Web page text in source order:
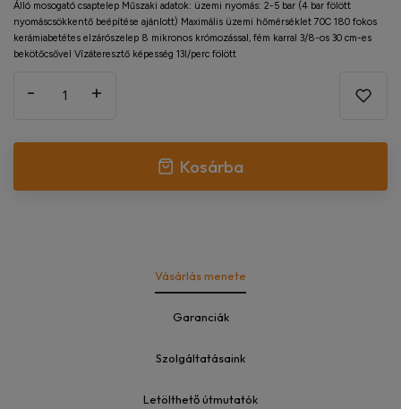
Álló mosogató csaptelep Műszaki adatok: üzemi nyomás: 2-5 bar (4 bar fölött
nyomáscsökkentő beépítése ajánlott) Maximális üzemi hőmérséklet 70C 180 fokos
kerámiabetétes elzárószelep 8 mikronos krómozással, fém karral 3/8-os 30 cm-es
bekötőcsővel Vízáteresztő képesség 13l/perc fölött
- +
Kosárba
Vásárlás menete
Garanciák
Szolgáltatásaink
Letölthető útmutatók